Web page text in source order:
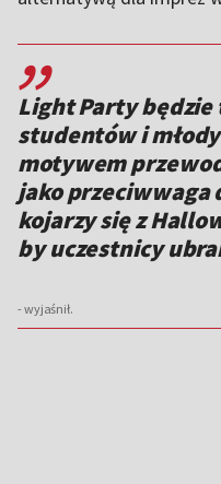
,,
Light Party
studentów i
motywem
jako przeciwwaga
kojarzy się z
by uczestnicy
- wyjaśnił.